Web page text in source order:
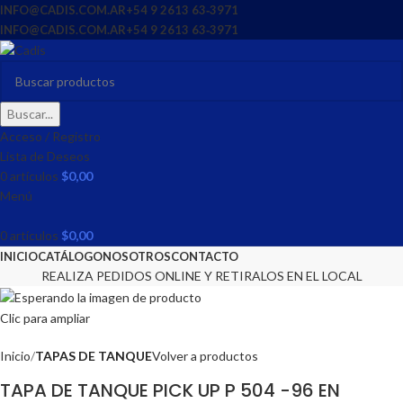
INFO@CADIS.COM.AR‪+54 9 2613 63‑3971‬
INFO@CADIS.COM.AR‪+54 9 2613 63‑3971‬
Buscar...
Acceso / Registro
Lista de Deseos
0artículos $0,00
Menú
0artículos $0,00
INICIOCATÁLOGONOSOTROSCONTACTO
REALIZA PEDIDOS ONLINE Y RETIRALOS EN EL LOCAL
Clic para ampliar
Inicio TAPAS DE TANQUEVolver a productos
TAPA DE TANQUE PICK UP P 504 -96 EN